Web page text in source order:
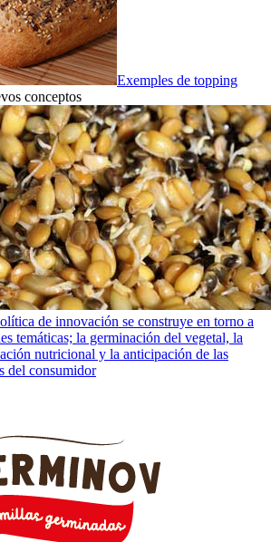
Exemples de topping
conceptos
de innovación se construye en torno a
temáticas; la germinación del vegetal, la
nutricional y la anticipación de las
del consumidor